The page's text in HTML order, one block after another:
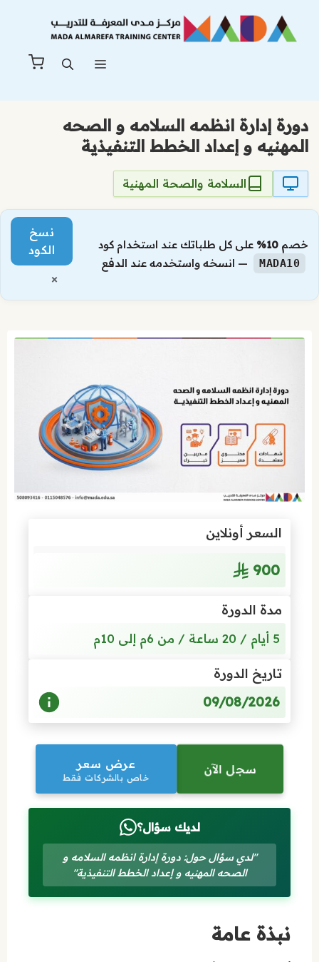
المحتوى
دورة إدارة انظمه السلامه و الصحه
المهنيه و إعداد الخطط التنفيذية
السلامة والصحة المهنية
خصم 10% على كل طلباتك عند استخدام كود
MADA10 — انسخه واستخدمه عند الدفع
نسخ
الكود
×
السعر أونلاين
900
مدة الدورة
5 أيام / 20 ساعة / من 6م إلى 10م
تاريخ الدورة
09/08/2026
سجل الآن عرض سعر
خاص بالشركات فقط
لديك سؤال؟
"لدي سؤال حول: دورة إدارة انظمه السلامه و
الصحه المهنيه و إعداد الخطط التنفيذية"
نبذة عامة